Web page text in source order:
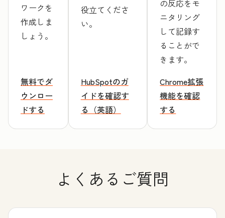
ワークを
作成しま
しょう。
無料でダ
ウンロー
ドする
役立てくださ
い。
HubSpotのガ
イドを確認す
る（英語）
の反応をモ
ニタリング
して記録す
ることがで
きます。
Chrome拡張
機能を確認
する
よくあるご質問